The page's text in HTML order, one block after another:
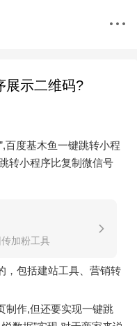
展示二维码?
百度基木鱼一键跳转小程
转小程序比复制微信号
加粉工具
，包括建站工具、营销转
制作,但还要实现一键跳